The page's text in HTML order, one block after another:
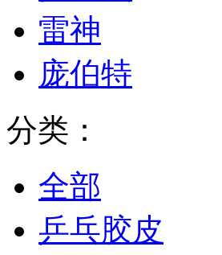
雷神
庞伯特
分类：
全部
乒乓胶皮